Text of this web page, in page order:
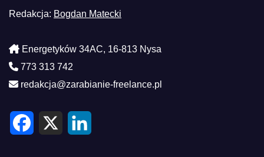
Redakcja: Bogdan Matecki
Energetyków 34AC, 16-813 Nysa
773 313 742
redakcja@zarabianie-freelance.pl
F
X